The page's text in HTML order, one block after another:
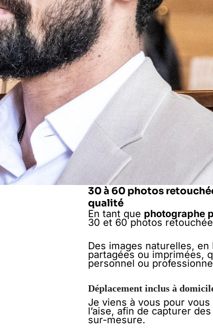
30 à 60 photos
qualité
En tant que photographe
30 et 60 photos
Des images naturelles,
partagées ou imprimées,
personnel ou
Déplacement inclus à
Je viens à vous pour
l’aise, afin de capturer
sur-mesure.